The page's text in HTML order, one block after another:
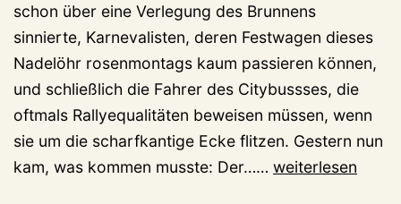
schon über eine Verlegung des Brunnens
sinnierte, Karnevalisten, deren Festwagen dieses
Nadelöhr rosenmontags kaum passieren können,
und schließlich die Fahrer des Citybussses, die
oftmals Rallyequalitäten beweisen müssen, wenn
sie um die scharfkantige Ecke flitzen. Gestern nun
kam, was kommen musste: Der…… Citybus
weiterlesen